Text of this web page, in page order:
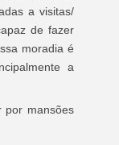
a visitas/
de fazer
moradia é
a
por mansões